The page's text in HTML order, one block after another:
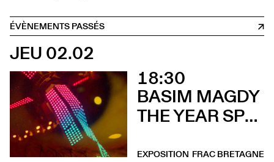
ÉVÈNEMENTS PASSÉS
JEU 02.02
18:30
BASIM MAGDY
THE YEAR SPRING ARRIVED IN SEPTEMBER (Vernissage)
FRAC BRETAGNE
EXPOSITION